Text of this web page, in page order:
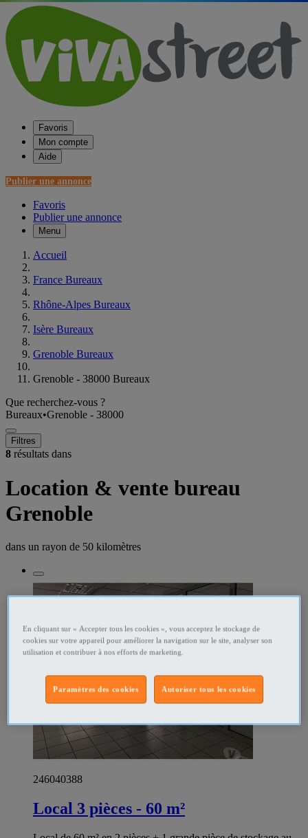
Favoris
Mon compte
Aide
Publier une annonce
Favoris
Publier une annonce
Menu
Accueil
France Bureaux
Rhône-Alpes Bureaux
Isère Bureaux
Grenoble Bureaux
Grenoble - 38000 Bureaux
Que recherchez-vous ?
Bureaux•Grenoble - 38000
Filtres
8 résultats dans
Location & vente bureau
Grenoble
dans un rayon de 50 kilomètres
246040388
Local 3 pièces - 60 m²
En cliquant sur « Accepter tous les cookies », vous acceptez le stockage de
cookies sur votre appareil pour améliorer la navigation sur le site, analyser son
utilisation et contribuer à nos efforts de marketing.
Autoriser tous les cookies
Paramètres des cookies